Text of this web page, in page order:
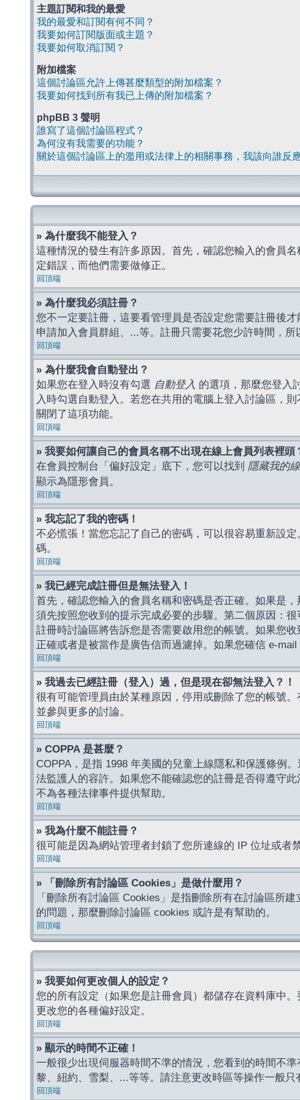
主題訂閱和我的最愛
我的最愛和訂閱有何不同？
我要如何訂閱版面或主題？
我要如何取消訂閱？
附加檔案
這個討論區允許上傳甚麼類型的附加檔案？
我要如何找到所有我已上傳的附加檔案？
phpBB 3 聲明
誰寫了這個討論區程式？
為何沒有我需要的功能？
關於這個討論區上的濫用或法律上的相關事務，我該向誰反
» 為什麼我不能登入？
這種情況的發生有許多原因。首先，確認您輸入的會員
定錯誤，而他們需要做修正。
回頂端
» 為什麼我必須註冊？
您不一定要註冊，這要看管理員是否設定您需要註冊後
申請加入會員群組、...等。註冊只需要花您少許時間，所
回頂端
» 為什麼我會自動登出？
如果您在登入時沒有勾選 自動登入 的選項，那麼您登入
入時勾選自動登入。若您在共用的電腦上登入討論區，
關閉了這項功能。
回頂端
» 我要如何讓自己的會員名稱不出現在線上會員列表裡頭
在會員控制台「偏好設定」底下，您可以找到 隱藏我的
顯示為隱形會員。
回頂端
» 我忘記了我的密碼！
不必慌張！當您忘記了自己的密碼，可以很容易重新設
碼。
回頂端
» 我已經完成註冊但是無法登入！
首先，確認您輸入的會員名稱和密碼是否正確。如果是
須先按照您收到的提示完成必要的步驟。第二個原因：
註冊時討論區將告訴您是否需要啟用您的帳號。如果您
正確或者是被當作是廣告信而過濾掉。如果您確信 e-mail
回頂端
» 我過去已經註冊（登入）過，但是現在卻無法登入？！
很有可能管理員由於某種原因，停用或刪除了您的帳號
並參與更多的討論。
回頂端
» COPPA 是甚麼？
COPPA，是指 1998 年美國的兒童上線隱私和保護條例
法監護人的容許。如果您不能確認您的註冊是否得遵守
不為各種法律事件提供幫助。
回頂端
» 我為什麼不能註冊？
很可能是因為網站管理者封鎖了您所連線的 IP 位址或者
回頂端
» 「刪除所有討論區 Cookies」是做什麼用？
「刪除所有討論區 Cookies」是指刪除所有在討論區所
的問題，那麼刪除討論區 cookies 或許是有幫助的。
回頂端
» 我要如何更改個人的設定？
您的所有設定（如果您是註冊會員）都儲存在資料庫中
更改您的各種偏好設定。
回頂端
» 顯示的時間不正確！
一般很少出現伺服器時間不準的情況，您看到的時間不
黎、紐約、雪梨、...等等。請注意更改時區等操作一般
回頂端